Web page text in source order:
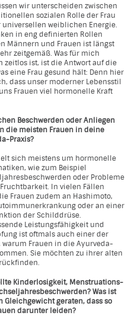
wir unterscheiden zwischen
sozialen Rolle der Frau
universellen weiblichen Energie.
in eng definierten Rollen
Männern und Frauen ist längst
zeitgemäß. Was für mich
zeitlos ist, ist die Antwort auf die
eine Frau gesund hält: Denn hier
dass unser moderner Lebensstil
Frauen viel hormonelle Kraft
Beschwerden oder Anliegen
die meisten Frauen in deine
Praxis?
sich meistens um hormonelle
wie zum Beispiel
oder Probleme
In vielen Fällen
Frauen zudem an Hashimoto,
oder an einer
der Schilddrüse.
Leistungsfähigkeit und
ist oftmals auch einer der
warum Frauen in die Ayurveda-
Sie möchten zu ihrer alten
Kinderlosigkeit, Menstruations-
Was ist
Gleichgewicht geraten, dass so
darunter leiden?